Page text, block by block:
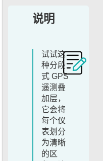
说明
试试这
种分段
式 GPS
遥测叠
加层，
它会将
每个仪
表划分
为清晰
的区